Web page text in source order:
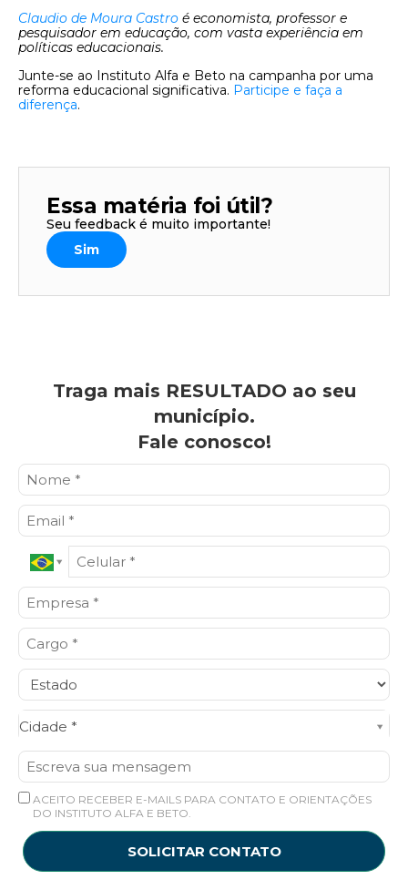
Claudio de Moura Castro é economista, professor e
pesquisador em educação, com vasta experiência em
políticas educacionais.
Junte-se ao Instituto Alfa e Beto na campanha por uma
reforma educacional significativa. Participe e faça a
diferença.
Essa matéria foi útil?
Seu feedback é muito importante!
Sim
Traga mais RESULTADO ao seu
município.
Fale conosco!
Cidade *
Cidade*
ACEITO RECEBER E-MAILS PARA CONTATO E ORIENTAÇÕES
DO INSTITUTO ALFA E BETO.
SOLICITAR CONTATO